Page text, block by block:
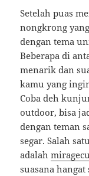
Setelah puas
nongkrong
dengan tema
Beberapa di
menarik dan
kamu yang
Coba deh
outdoor, bisa
dengan teman
segar. Salah
adalah
suasana